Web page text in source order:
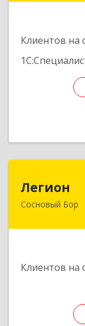
Клиентов на
Легион
Сосновый Бор
Клиентов на
188544,